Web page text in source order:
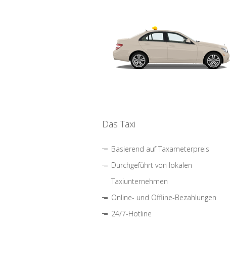
Das Taxi
Basierend auf Taxameterpreis
Durchgeführt von lokalen
Taxiunternehmen
Online- und Offline-Bezahlungen
24/7-Hotline